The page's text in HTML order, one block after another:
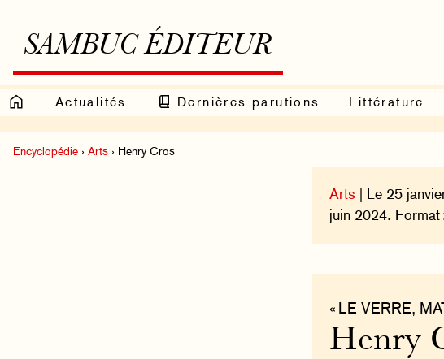
SAMBUC ÉDITEUR
Actualités Dernières parutions Littérature
Encyclopédie › Arts › Henry Cros
Arts | Le 25
juin 2024. Format
« LE VERRE,
Henry